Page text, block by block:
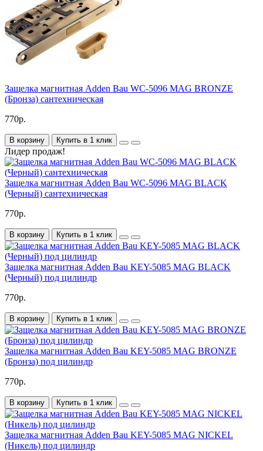
Защелка магнитная Adden Bau WC-5096 MAG BRONZE
(Бронза) сантехническая
770р.
В корзину Купить в 1 клик
Лидер продаж!
Защелка магнитная Adden Bau WC-5096 MAG BLACK
(Черный) сантехническая
770р.
В корзину Купить в 1 клик
Защелка магнитная Adden Bau KEY-5085 MAG BLACK
(Черный) под цилиндр
770р.
В корзину Купить в 1 клик
Защелка магнитная Adden Bau KEY-5085 MAG BRONZE
(Бронза) под цилиндр
770р.
В корзину Купить в 1 клик
Защелка магнитная Adden Bau KEY-5085 MAG NICKEL
(Никель) под цилиндр